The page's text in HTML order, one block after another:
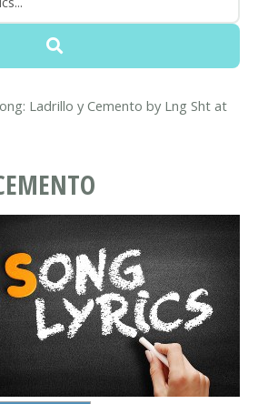
Ladrillo y Cemento by Lng Sht at